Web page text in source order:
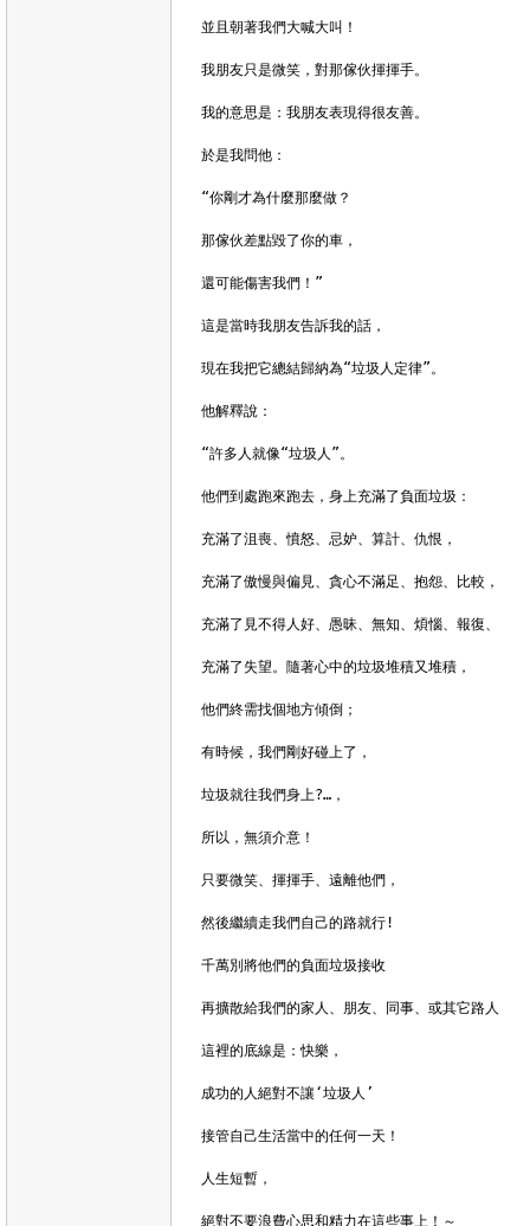
並且朝著我們大喊大叫！
我朋友只是微笑，對那傢伙揮揮手。
我的意思是：我朋友表現得很友善。
於是我問他：
“你剛才為什麼那麼做？
那傢伙差點毀了你的車，
還可能傷害我們！”
這是當時我朋友告訴我的話，
現在我把它總結歸納為“垃圾人定律”。
他解釋說：
“許多人就像“垃圾人”。
他們到處跑來跑去，身上充滿了負面垃圾：
充滿了沮喪、憤怒、忌妒、算計、仇恨，
充滿了傲慢與偏見、貪心不滿足、抱怨、比較，
充滿了見不得人好、愚昧、無知、煩惱、報復、
充滿了失望。隨著心中的垃圾堆積又堆積，
他們終需找個地方傾倒；
有時候，我們剛好碰上了，
垃圾就往我們身上?…，
所以，無須介意！
只要微笑、揮揮手、遠離他們，
然後繼續走我們自己的路就行!
千萬別將他們的負面垃圾接收
再擴散給我們的家人、朋友、同事、或其它路人
這裡的底線是：快樂，
成功的人絕對不讓‘垃圾人’
接管自己生活當中的任何一天！
人生短暫，
絕對不要浪費心思和精力在這些事上！～